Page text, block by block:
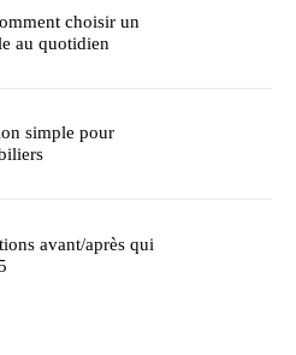
choisir un
au quotidien
simple pour
avant/après qui